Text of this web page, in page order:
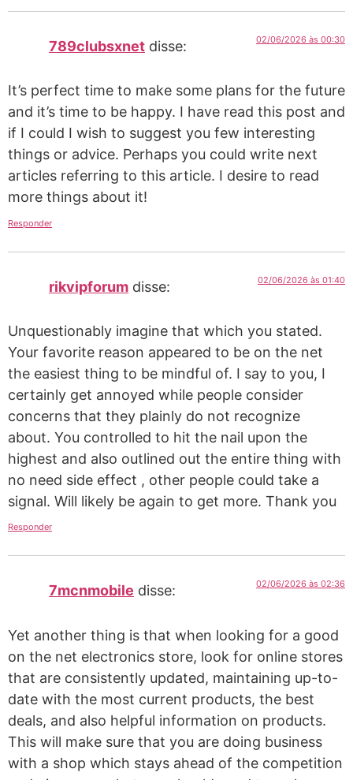
789clubsxnet disse: 02/06/2026 às 00:30
It’s perfect time to make some plans for the future
and it’s time to be happy. I have read this post and
if I could I wish to suggest you few interesting
things or advice. Perhaps you could write next
articles referring to this article. I desire to read
more things about it!
Responder
rikvipforum disse: 02/06/2026 às 01:40
Unquestionably imagine that which you stated.
Your favorite reason appeared to be on the net
the easiest thing to be mindful of. I say to you, I
certainly get annoyed while people consider
concerns that they plainly do not recognize
about. You controlled to hit the nail upon the
highest and also outlined out the entire thing with
no need side effect , other people could take a
signal. Will likely be again to get more. Thank you
Responder
7mcnmobile disse: 02/06/2026 às 02:36
Yet another thing is that when looking for a good
on the net electronics store, look for online stores
that are consistently updated, maintaining up-to-
date with the most current products, the best
deals, and also helpful information on products.
This will make sure that you are doing business
with a shop which stays ahead of the competition